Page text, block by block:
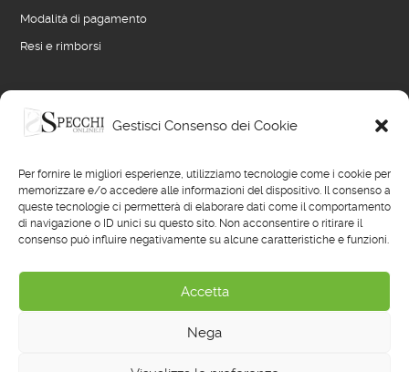
Gestisci Consenso dei Cookie
Per fornire le migliori esperienze, utilizziamo tecnologie come i cookie per
memorizzare e/o accedere alle informazioni del dispositivo. Il consenso a
queste tecnologie ci permetterà di elaborare dati come il comportamento
di navigazione o ID unici su questo sito. Non acconsentire o ritirare il
consenso può influire negativamente su alcune caratteristiche e funzioni.
Accetta
Nega
Modalità di pagamento
Resi e rimborsi
LINK UTILI
Termini e condizioni di vendita
Privacy policy
Cookie policy
Reimposta preferenze cookie